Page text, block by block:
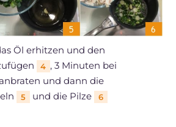
Öl erhitzen und den
4 , 3 Minuten bei
und dann die
5 und die Pilze 6